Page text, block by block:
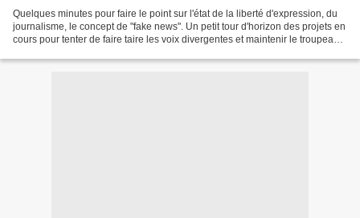
Quelques minutes pour faire le point sur l'état de la liberté d'expression, du
journalisme, le concept de "fake news". Un petit tour d'horizon des projets en
cours pour tenter de faire taire les voix divergentes et maintenir le troupeau